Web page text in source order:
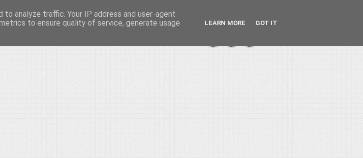
του μορφή και έκταση...
analyze traffic. Your IP address and user-agent
to ensure quality of service, generate usage
LEARN MORE GOT IT